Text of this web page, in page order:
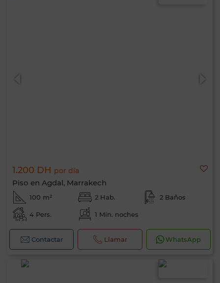
1.200 DH por día
Piso en Agdal, Marrakech
100 m² 2 Hab. 2 Baños
4 Pers. 1 Mín. noches
Contactar Llamar WhatsApp
Hola, soy MIA. ¿Qué criterio te gustaría